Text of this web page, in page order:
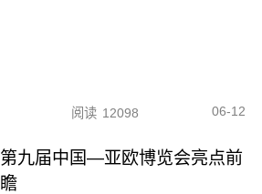
阅读 12098 06-12
第九届中国—亚欧博览会亮点前
瞻